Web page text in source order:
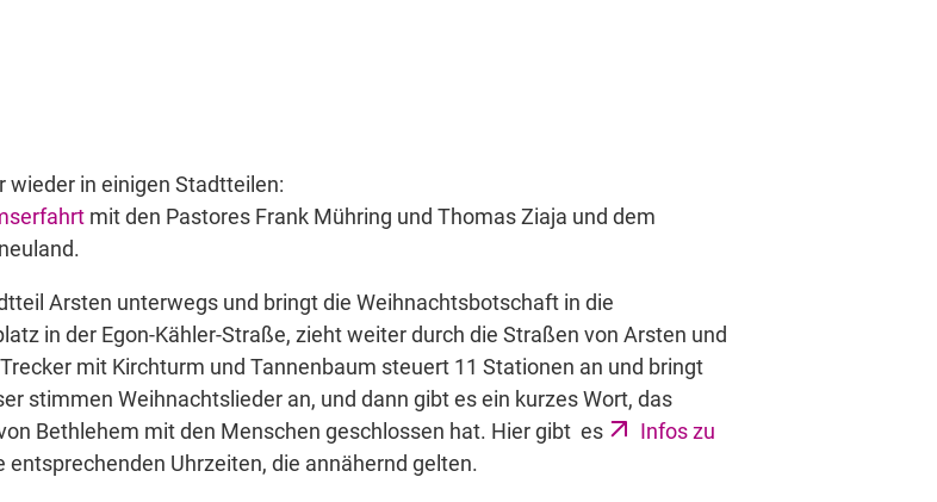
wieder in einigen Stadtteilen:
mit den Pastores Frank Mühring und Thomas Ziaja und dem
Arsten unterwegs und bringt die Weihnachtsbotschaft in die
in der Egon-Kähler-Straße, zieht weiter durch die Straßen von Arsten und
mit Kirchturm und Tannenbaum steuert 11 Stationen an und bringt
stimmen Weihnachtslieder an, und dann gibt es ein kurzes Wort, das
Bethlehem mit den Menschen geschlossen hat. Hier gibt es
Infos zu
Uhrzeiten, die annähernd gelten.